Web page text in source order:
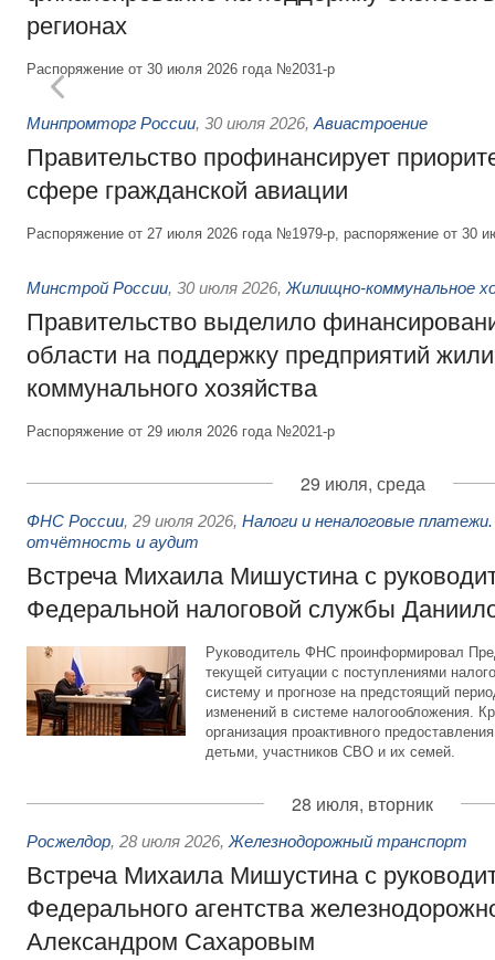
регионах
Распоряжение от 30 июля 2026 года №2031-р
Минпромторг России, 30 июля 2026, Авиастроение
Правительство профинансирует
сфере гражданской авиации
Распоряжение от 27 июля 2026 года №1979-р, распоряжение от 30
Минстрой России, 30 июля 2026, Жилищно-коммунальное
Правительство выделило
области на поддержку предприятий
коммунального хозяйства
Распоряжение от 29 июля 2026 года №2021-р
29 июля, среда
ФНС России, 29 июля 2026, Налоги и неналоговые
отчётность и аудит
Встреча Михаила Мишустина с
Федеральной налоговой службы
Руководитель ФНС проинформировал
текущей ситуации с поступлениями
систему и прогнозе на предстоящий
изменений в системе налогообложения.
организация проактивного
детьми, участников СВО и их семей.
28 июля, вторник
Росжелдор, 28 июля 2026, Железнодорожный транспорт
Встреча Михаила Мишустина с
Федерального агентства
Александром Сахаровым